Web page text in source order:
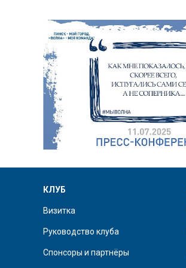
КЛУБ
Визитка
Руководство клуба
Спонсоры и партнёры